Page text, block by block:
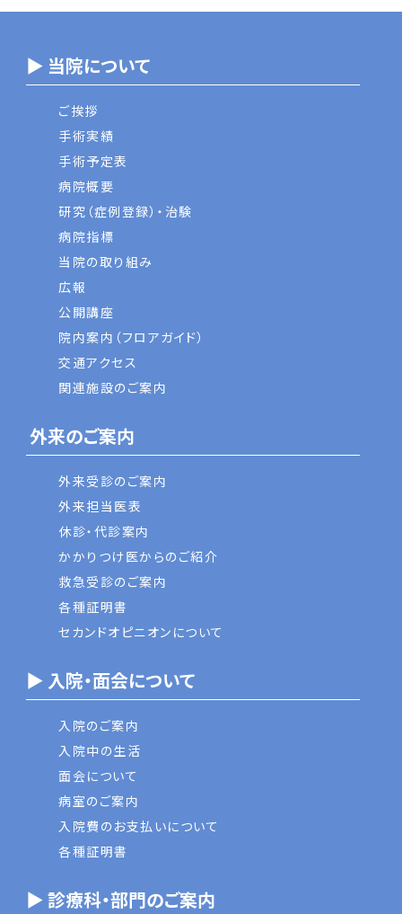
▶ 当院について
ご挨拶
手術実績
手術予定表
病院概要
研究（症例登録）・治験
病院指標
当院の取り組み
広報
公開講座
院内案内（フロアガイド）
交通アクセス
関連施設のご案内
外来のご案内
外来受診のご案内
外来担当医表
休診・代診案内
かかりつけ医からのご紹介
救急受診のご案内
各種証明書
セカンドオピニオンについて
▶ 入院・面会について
入院のご案内
入院中の生活
面会について
病室のご案内
入院費のお支払いについて
各種証明書
▶ 診療科・部門のご案内